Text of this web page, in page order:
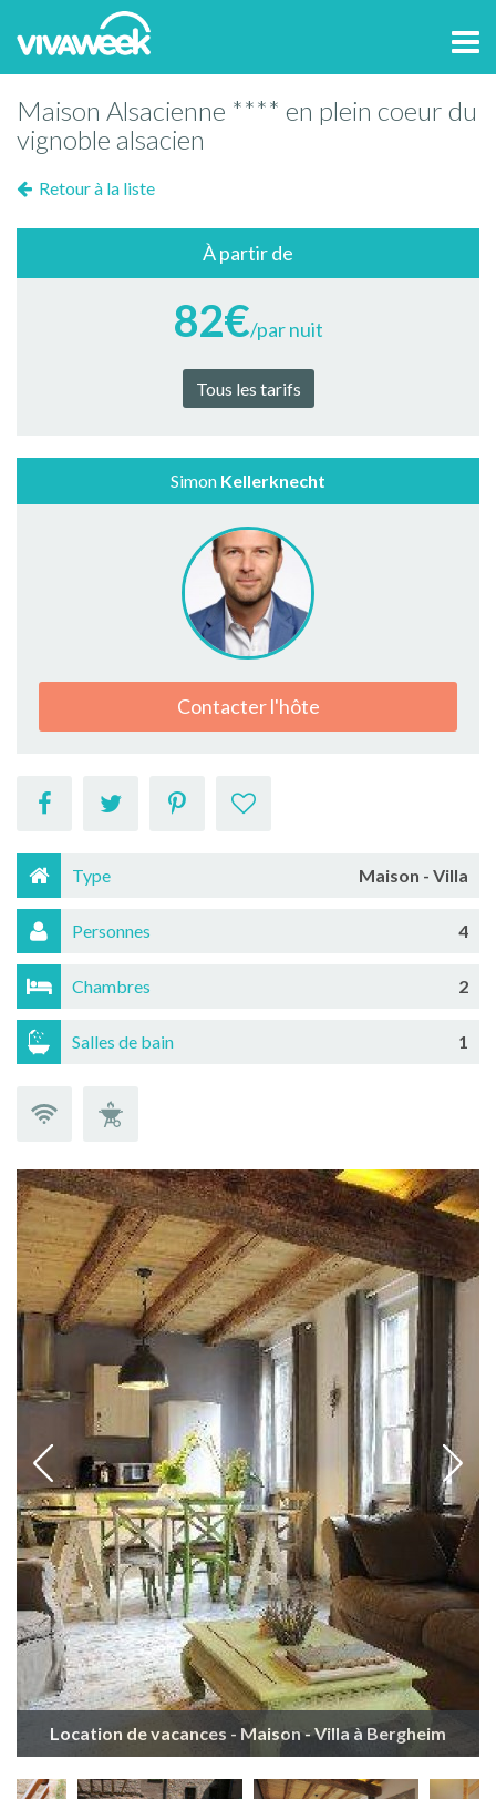
Maison Alsacienne **** en plein coeur du
vignoble alsacien
Retour à la liste
À partir de
82€/par nuit
Tous les tarifs
Simon Kellerknecht
Contacter l'hôte
Type Maison - Villa
Personnes 4
Chambres 2
Salles de bain 1
Location de vacances - Maison - Villa à Bergheim